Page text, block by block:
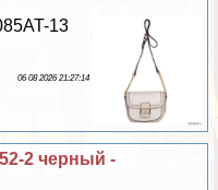
13
06 08 2026 21:27:14
2 черный -